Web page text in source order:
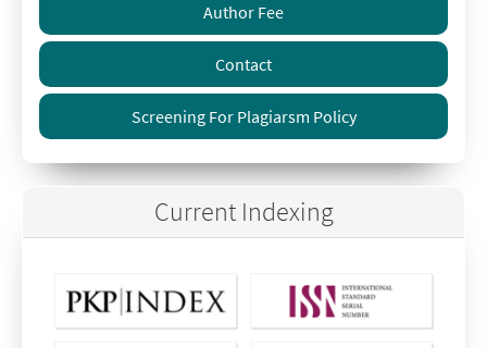
Author Fee
Contact
Screening For Plagiarsm Policy
Current Indexing